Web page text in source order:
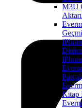
M3U
Kitap